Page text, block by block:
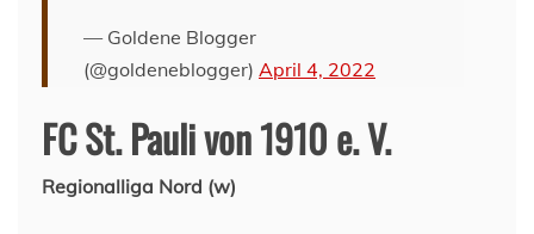
— Goldene Blogger
(@goldeneblogger) April 4, 2022
FC St. Pauli von 1910 e. V.
Regionalliga Nord (w)